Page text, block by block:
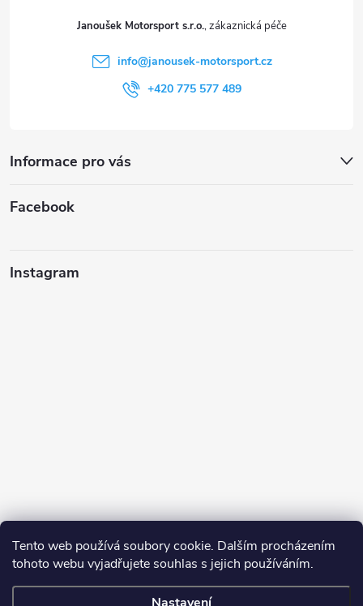
Tento web používá soubory cookie. Dalším procházením
tohoto webu vyjadřujete souhlas s jejich používáním.
Janoušek Motorsport s.r.o.
info@janousek-motorsport.cz
+420 775 577 489
Informace pro vás
Facebook
Instagram
Sledovat na Instagramu